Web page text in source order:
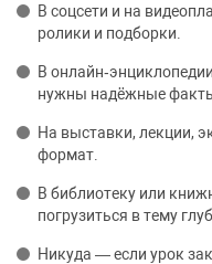
В соцсети и на
ролики и подборки.
В
нужны надёжные
На выставки, лекции,
формат.
В библиотеку или
погрузиться в тему
Никуда — если урок